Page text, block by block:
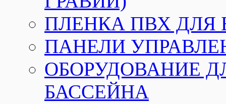
ПЛЕНКА ПВХ ДЛЯ
ПАНЕЛИ
ОБОРУДОВАНИЕ
БАССЕЙНА